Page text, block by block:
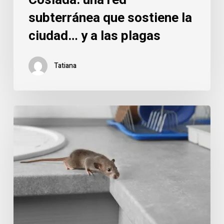
subterránea que sostiene la
ciudad… y a las plagas
Tatiana
refuerza
prevención
plagas:
ratas